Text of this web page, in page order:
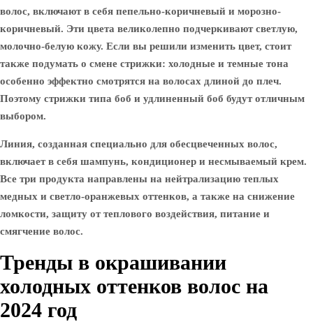
волос, включают в себя пепельно-коричневый и морозно-
коричневый. Эти цвета великолепно подчеркивают светлую,
молочно-белую кожу. Если вы решили изменить цвет, стоит
также подумать о смене стрижки: холодные и темные тона
особенно эффектно смотрятся на волосах длиной до плеч.
Поэтому стрижки типа боб и удлиненный боб будут отличным
выбором.
Линия, созданная специально для обесцвеченных волос,
включает в себя шампунь, кондиционер и несмываемый крем.
Все три продукта направлены на нейтрализацию теплых
медных и светло-оранжевых оттенков, а также на снижение
ломкости, защиту от теплового воздействия, питание и
смягчение волос.
Тренды в окрашивании
холодных оттенков волос на
2024 год